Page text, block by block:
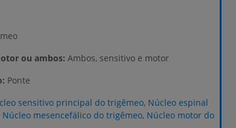
ou ambos: Ambos, sensitivo e motor
Ponte
sensitivo principal do trigêmeo, Núcleo espinal
Núcleo mesencefálico do trigêmeo, Núcleo motor do